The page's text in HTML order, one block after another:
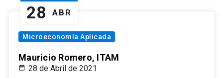
28 ABR
Microeconomía Aplicada
Mauricio Romero, ITAM
28 de Abril de 2021